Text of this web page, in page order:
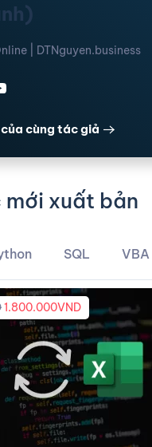
| DTNguyen.business
cùng tác giả
mới xuất bản
SQL VBA
1.800.000VND